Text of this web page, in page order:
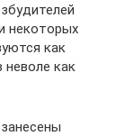
некоторых
как
как